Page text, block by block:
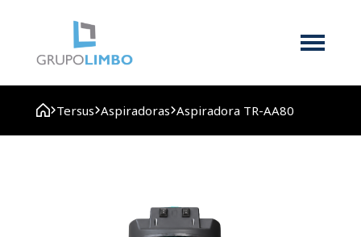
Tersus Aspiradoras Aspiradora TR-AA80